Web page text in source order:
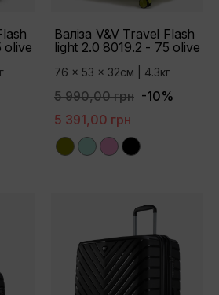
olive
Валіза V&V Travel Flash
light 2.0 8019.2 - 75 olive
76 x 53 x 32см | 4.3кг
5 990,00 грн -10%
5 391,00 грн
OliveTiffanyPinkBlack